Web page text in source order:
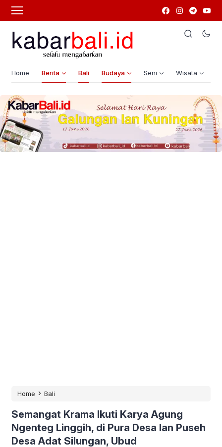
Home Berita Bali Budaya Seni Wisata
Home › Bali
Semangat Krama Ikuti Karya Agung
Ngenteg Linggih, di Pura Desa lan Puseh
Desa Adat Silungan, Ubud